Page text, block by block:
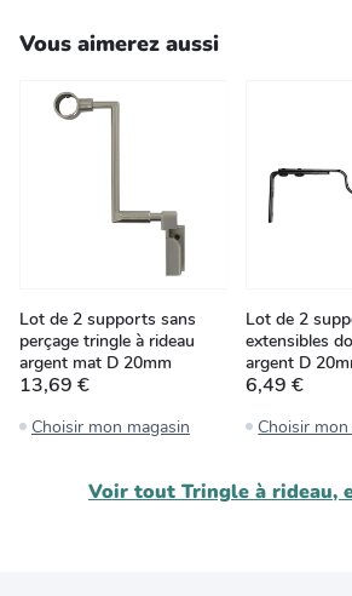
Vous aimerez aussi
Lot de 2 supports sans
perçage tringle à rideau
argent mat D 20mm
13,69 €
Choisir mon magasin
Lot de 2
extensibles
argent D
6,49 €
Choisir
Voir tout Tringle à rideau,